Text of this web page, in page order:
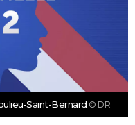
Saint-Bernard © DR